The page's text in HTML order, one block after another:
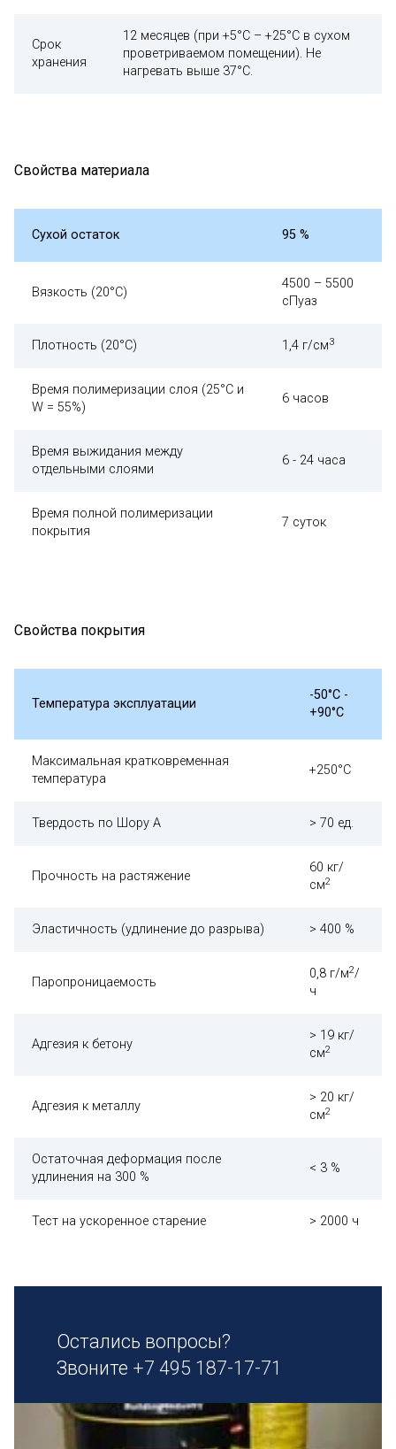
Срок
хранения
12 месяцев (при +5°С – +25°С в сухом
проветриваемом помещении). Не
нагревать выше 37°С.
Свойства материала
Сухой остаток 95 %
Вязкость (20°С)
4500 – 5500
сПуаз
Плотность (20°С) 1,4 г/см3
Время полимеризации слоя (25°С и
W = 55%)
6 часов
Время выжидания между
отдельными слоями
6 - 24 часа
Время полной полимеризации
покрытия
7 суток
Свойства покрытия
Температура эксплуатации
-50°С -
+90°С
Максимальная кратковременная
температура
+250°С
Твердость по Шору А > 70 ед.
Прочность на растяжение
60 кг/
см2
Эластичность (удлинение до разрыва) > 400 %
Паропроницаемость
0,8 г/м2/
ч
Адгезия к бетону
> 19 кг/
см2
Адгезия к металлу
> 20 кг/
см2
Остаточная деформация после
удлинения на 300 %
< 3 %
Тест на ускоренное старение > 2000 ч
Остались вопросы?
Звоните +7 495 187-17-71